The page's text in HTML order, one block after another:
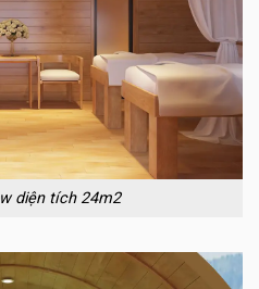
diện tích 24m2